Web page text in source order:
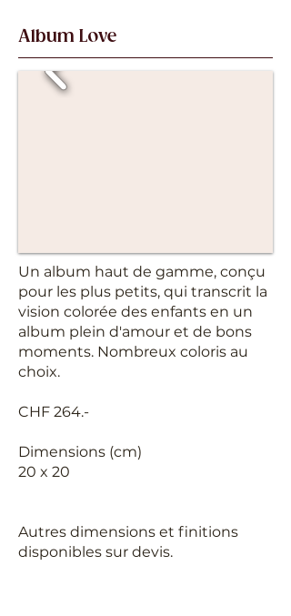
Album Love
Un album haut de gamme, conçu
pour les plus petits, qui transcrit la
vision colorée des enfants en un
album plein d'amour et de bons
moments. Nombreux coloris au
choix.
CHF 264.-
Dimensions (cm)
20 x 20
Autres dimensions et finitions
disponibles sur devis.